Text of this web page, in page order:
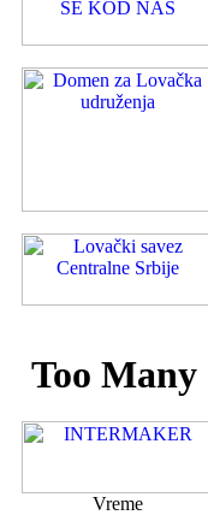
Vreme